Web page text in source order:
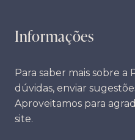
Informações
Para saber mais sobre a
dúvidas, enviar
Aproveitamos para
site.